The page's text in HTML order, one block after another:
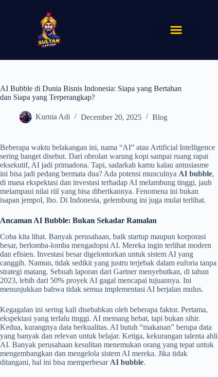
AI Bubble di Dunia Bisnis Indonesia: Siapa yang Bertahan
dan Siapa yang Terperangkap?
Kurnia Adi December 20, 2025 Blog
Beberapa waktu belakangan ini, nama “AI” atau Artificial Intelligence
sering banget disebut. Dari obrolan warung kopi sampai ruang rapat
eksekutif, AI jadi primadona. Tapi, sadarkah kamu kalau antusiasme
ini bisa jadi pedang bermata dua? Ada potensi munculnya AI bubble,
di mana ekspektasi dan investasi terhadap AI melambung tinggi, jauh
melampaui nilai riil yang bisa diberikannya. Fenomena ini bukan
isapan jempol, lho. Di Indonesia, gelembung ini juga mulai terlihat.
Ancaman AI Bubble: Bukan Sekadar Ramalan
Coba kita lihat. Banyak perusahaan, baik startup maupun korporasi
besar, berlomba-lomba mengadopsi AI. Mereka ingin terlihat modern
dan efisien. Investasi besar digelontorkan untuk sistem AI yang
canggih. Namun, tidak sedikit yang justru terjebak dalam euforia tanpa
strategi matang. Sebuah laporan dari Gartner menyebutkan, di tahun
2023, lebih dari 50% proyek AI gagal mencapai tujuannya. Ini
menunjukkan bahwa tidak semua implementasi AI berjalan mulus.
Kegagalan ini sering kali disebabkan oleh beberapa faktor. Pertama,
ekspektasi yang terlalu tinggi. AI memang hebat, tapi bukan sihir.
Kedua, kurangnya data berkualitas. AI butuh “makanan” berupa data
yang banyak dan relevan untuk belajar. Ketiga, kekurangan talenta ahli
AI. Banyak perusahaan kesulitan menemukan orang yang tepat untuk
mengembangkan dan mengelola sistem AI mereka. Jika tidak
ditangani, hal ini bisa memperbesar AI bubble.